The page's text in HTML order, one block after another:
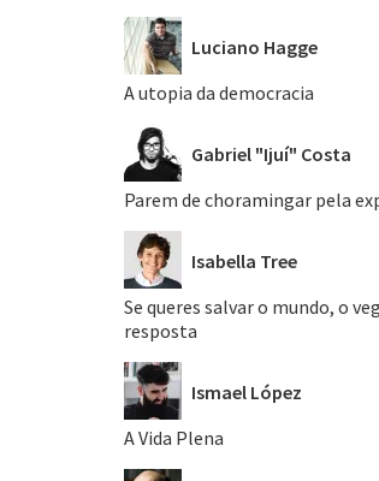
Luciano Hagge
A utopia da democracia
Gabriel "Ijuí" Costa
Parem de choramingar pela
Isabella Tree
Se queres salvar o mundo, o
resposta
Ismael López
A Vida Plena